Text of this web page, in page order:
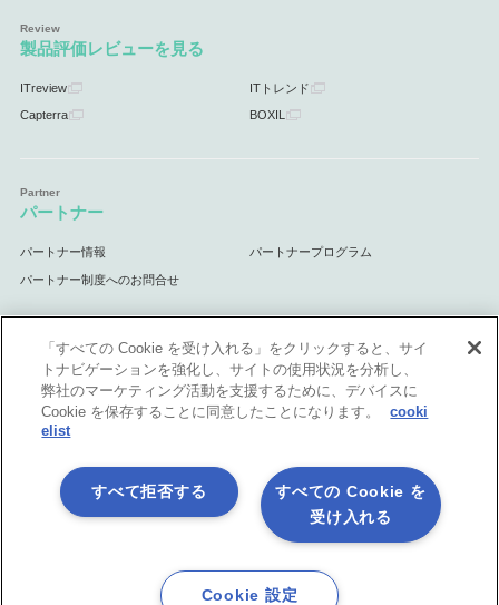
製品評価レビューを見る
ITreview ITトレンド
Capterra BOXIL
パートナー
パートナー情報 パートナープログラム
パートナー制度へのお問合せ
サポート
サポート情報
各社商標について
会社情報
「すべての Cookie を受け入れる」をクリックすると、サイ
トナビゲーションを強化し、サイトの使用状況を分析し、
弊社のマーケティング活動を支援するために、デバイスに
Cookie を保存することに同意したことになります。
cooki
elist
すべての Cookie を
受け入れる
すべて拒否する
Cookie 設定